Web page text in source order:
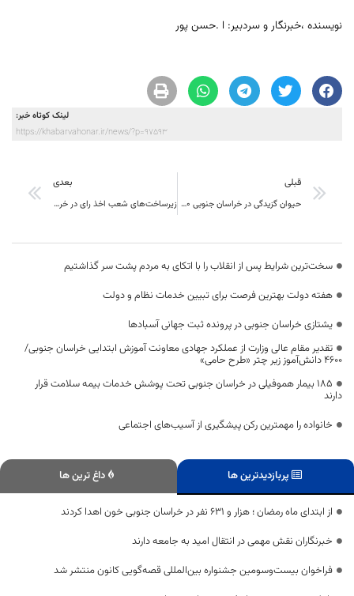
نویسنده ،خبرنگار و سردبیر: ا .حسن پور
لینک کوتاه خبر:
https://khabarvahonar.ir/news/?p=97593
قبلی
حیوان گزیدگی در خراسان جنوبی 20 درصد بیشتر از آمار کشوری
بعدی
زیرساخت‌های شعب اخذ رای در خراسان جنوبی بررسی شود
سخت‌ترین شرایط پس از انقلاب را با اتکای به مردم پشت سر گذاشتیم
هفته دولت بهترین فرصت برای تبیین خدمات نظام و دولت
یشتازی خراسان جنوبی در پرونده ثبت جهانی آسبادها
تقدیر مقام عالی وزارت از عملکرد جهادی معاونت آموزش ابتدایی خراسان جنوبی/
۴۶۰۰ دانش‌آموز زیر چتر «طرح حامی»
۱۸۵ بیمار هموفیلی در خراسان جنوبی تحت پوشش خدمات بیمه سلامت قرار
دارند
خانواده را مهمترین رکن پیشگیری از آسیب‌های اجتماعی
پربازدیدترین ها داغ ترین ها
از ابتدای ماه رمضان ؛ هزار و ۶۳۱ نفر در خراسان جنوبی خون اهدا کردند
خبرنگاران نقش مهمی در انتقال امید به جامعه دارند
فراخوان بیست‌وسومین جشنواره بین‌المللی قصه‌گویی کانون منتشر شد